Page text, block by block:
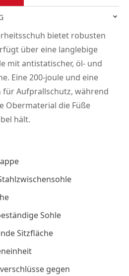
bietet robusten
über eine langlebige
mit antistatischer, öl- und
Eine 200-joule und eine
für Aufprallschutz, während
Obermaterial die Füße
hält.
Sohle
Sitzfläche
gegen